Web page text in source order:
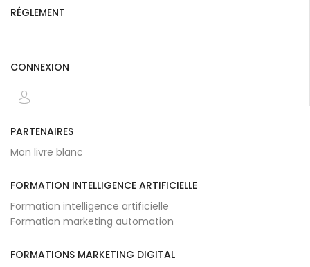
RÉGLEMENT
CONNEXION
PARTENAIRES
Mon livre blanc
FORMATION INTELLIGENCE ARTIFICIELLE
Formation intelligence artificielle
Formation marketing automation
FORMATIONS MARKETING DIGITAL